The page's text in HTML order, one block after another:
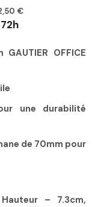
€
OFFICE
une durabilité
de 70mm pour
– 7.3cm,